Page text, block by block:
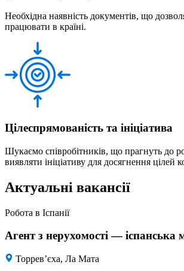
Необхідна наявність документів, що
працювати в країні.
Цілеспрямованість та ініціатива
Шукаємо співробітників, що прагнуть до
виявляти ініціативу для досягнення цілей
Актуальні вакансії
Робота в Іспанії
Агент з нерухомості — іспанська
Торревʼєха, Ла Мата